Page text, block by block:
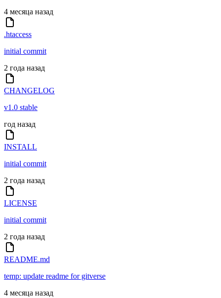
4 месяца назад
.htaccess
initial commit
2 года назад
CHANGELOG
v1.0 stable
год назад
INSTALL
initial commit
2 года назад
LICENSE
initial commit
2 года назад
README.md
temp: update readme for gitverse
4 месяца назад